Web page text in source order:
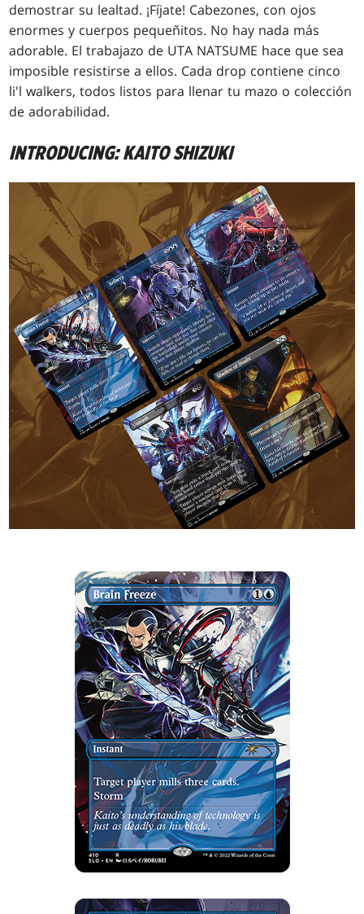
demostrar su lealtad. ¡Fíjate! Cabezones, con ojos
enormes y cuerpos pequeñitos. No hay nada más
adorable. El trabajazo de UTA NATSUME hace que sea
imposible resistirse a ellos. Cada drop contiene cinco
li'l walkers, todos listos para llenar tu mazo o colección
de adorabilidad.
INTRODUCING: KAITO SHIZUKI